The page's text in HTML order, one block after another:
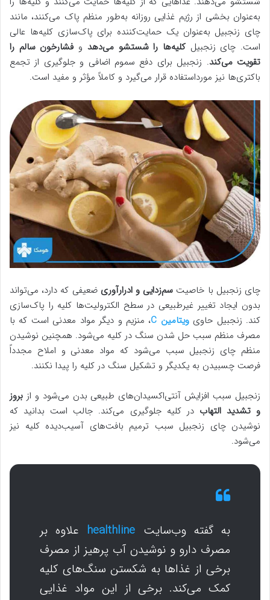
به‌عنوان بخشی از رژیم غذایی روزانه به‌طور منظم پاک می‌کنند، مانند
چای زنجبیل به‌عنوان یک حمایت‌کننده برای پاک‌سازی کلیه‌ها عالی
است. چای زنجبیلکلیه‌ها را شستشو می‌دهد و فشارخون سالم را
تقویت می‌کند. زنجبیل برای دفع سموم اضافی و جلوگیری از تجمع
باکتری‌ها نیز مورداستفاده قرار می‌گیرد و کاملاً مؤثر و مفید است.
چای زنجبیل با خاصیت سم‌زدایی و ادرارآوری ضعیفی که دارد، می‌تواند
بدون ایجاد تغییر غیرطبیعی در سطح الکترولیت‌ها کلیه را پاک‌سازی
کند. زنجبیل حاویویتامین C
، منزیم و دیگر مواد معدنی است که با
مصرف منظم سبب حل شدن سنگ در کلیه می‌شود. همچنین نوشیدن
منظم چای زنجبیل سبب می‌شود که مواد معدنی و املاح مجدداً
فرصت چسبیدن به یکدیگر و تشکیل سنگ در کلیه را پیدا نکنند.
زنجبیل سبب افزایش آنتی‌اکسیدان‌های طبیعی بدن می‌شود و از بروز
و تشدید التهاب در کلیه جلوگیری می‌کند. جالب است بدانید که
نوشیدن چای زنجبیل سبب ترمیم بافت‌های آسیب‌دیده کلیه نیز
می‌شود.
به گفته وب‌سایت healthline علاوه بر
مصرف دارو و نوشیدن آب پرهیز از مصرف
برخی از غذاها به شکستن سنگ‌های کلیه
کمک می‌کند. برخی از این مواد غذایی